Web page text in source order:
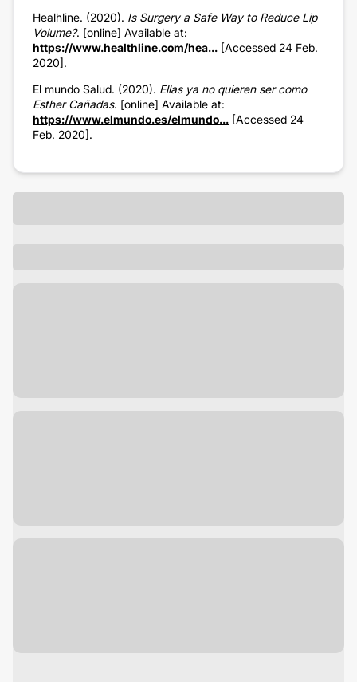
Healhline. (2020). Is Surgery a Safe Way to Reduce Lip
Volume?. [online] Available at:
https://www.healthline.com/hea... [Accessed 24 Feb.
2020].
El mundo Salud. (2020). Ellas ya no quieren ser como
Esther Cañadas. [online] Available at:
https://www.elmundo.es/elmundo... [Accessed 24
Feb. 2020].